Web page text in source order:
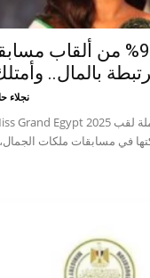
منار الصعيدي: 90% من
بالمال..
نجلاء
في مسابقات ملكات